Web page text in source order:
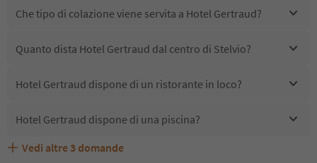
Che tipo di colazione viene servita a Hotel Gertraud?
Quanto dista Hotel Gertraud dal centro di Stelvio?
Hotel Gertraud dispone di un ristorante in loco?
Hotel Gertraud dispone di una piscina?
Hotel Gertraud accetta animali domestici?
Quali servizi/attività sono disponibili presso Hotel
Gli ospiti di Hotel Gertraud ricevono l'Alto Adige Guest
Vedi altre 3 domande